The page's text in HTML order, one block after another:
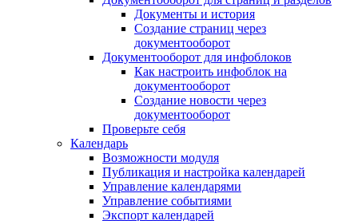
Документы и история
Создание страниц через
документооборот
Документооборот для инфоблоков
Как настроить инфоблок на
документооборот
Создание новости через
документооборот
Проверьте себя
Календарь
Возможности модуля
Публикация и настройка календарей
Управление календарями
Управление событиями
Экспорт календарей